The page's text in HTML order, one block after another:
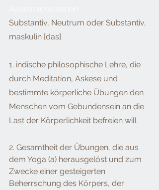
Substantiv, Neutrum oder Substantiv,
maskulin [das]
1. indische philosophische Lehre, die
durch Meditation, Askese und
bestimmte körperliche Übungen den
Menschen vom Gebundensein an die
Last der Körperlichkeit befreien will
2. Gesamtheit der Übungen, die aus
dem Yoga (a) herausgelöst und zum
Zwecke einer gesteigerten
Beherrschung des Körpers, der